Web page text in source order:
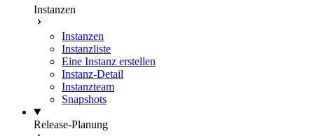
Instanzen
Instanzen
Instanzliste
Eine Instanz erstellen
Instanz-Detail
Instanzteam
Snapshots
Release-Planung